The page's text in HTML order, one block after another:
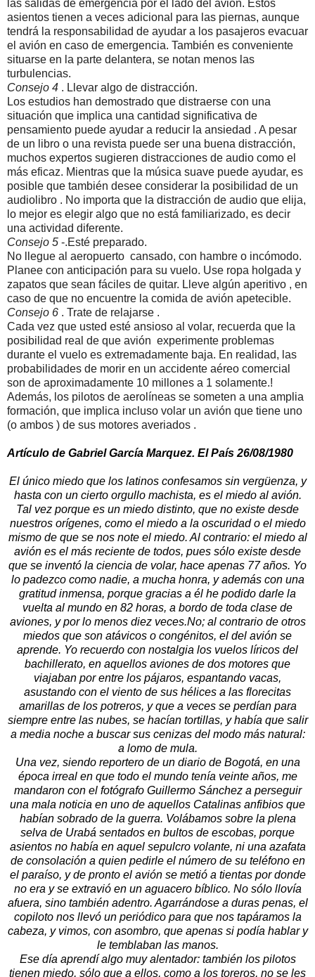
las salidas de emergencia por el lado del avión. Estos
asientos tienen a veces adicional para las piernas, aunque
tendrá la responsabilidad de ayudar a los pasajeros evacuar
el avión en caso de emergencia. También es conveniente
situarse en la parte delantera, se notan menos las
turbulencias.
Consejo 4 . Llevar algo de distracción.
Los estudios han demostrado que distraerse con una
situación que implica una cantidad significativa de
pensamiento puede ayudar a reducir la ansiedad . A pesar
de un libro o una revista puede ser una buena distracción,
muchos expertos sugieren distracciones de audio como el
más eficaz. Mientras que la música suave puede ayudar, es
posible que también desee considerar la posibilidad de un
audiolibro . No importa que la distracción de audio que elija,
lo mejor es elegir algo que no está familiarizado, es decir
una actividad diferente.
Consejo 5 -.Esté preparado.
No llegue al aeropuerto cansado, con hambre o incómodo.
Planee con anticipación para su vuelo. Use ropa holgada y
zapatos que sean fáciles de quitar. Lleve algún aperitivo , en
caso de que no encuentre la comida de avión apetecible.
Consejo 6 . Trate de relajarse .
Cada vez que usted esté ansioso al volar, recuerda que la
posibilidad real de que avión experimente problemas
durante el vuelo es extremadamente baja. En realidad, las
probabilidades de morir en un accidente aéreo comercial
son de aproximadamente 10 millones a 1 solamente.!
Además, los pilotos de aerolíneas se someten a una amplia
formación, que implica incluso volar un avión que tiene uno
(o ambos ) de sus motores averiados .
Artículo de Gabriel García Marquez. El País 26/08/1980
El único miedo que los latinos confesamos sin vergüenza, y
hasta con un cierto orgullo machista, es el miedo al avión.
Tal vez porque es un miedo distinto, que no existe desde
nuestros orígenes, como el miedo a la oscuridad o el miedo
mismo de que se nos note el miedo. Al contrario: el miedo al
avión es el más reciente de todos, pues sólo existe desde
que se inventó la ciencia de volar, hace apenas 77 años. Yo
lo padezco como nadie, a mucha honra, y además con una
gratitud inmensa, porque gracias a él he podido darle la
vuelta al mundo en 82 horas, a bordo de toda clase de
aviones, y por lo menos diez veces.No; al contrario de otros
miedos que son atávicos o congénitos, el del avión se
aprende. Yo recuerdo con nostalgia los vuelos líricos del
bachillerato, en aquellos aviones de dos motores que
viajaban por entre los pájaros, espantando vacas,
asustando con el viento de sus hélices a las florecitas
amarillas de los potreros, y que a veces se perdían para
siempre entre las nubes, se hacían tortillas, y había que salir
a media noche a buscar sus cenizas del modo más natural:
a lomo de mula.
Una vez, siendo reportero de un diario de Bogotá, en una
época irreal en que todo el mundo tenía veinte años, me
mandaron con el fotógrafo Guillermo Sánchez a perseguir
una mala noticia en uno de aquellos Catalinas anfibios que
habían sobrado de la guerra. Volábamos sobre la plena
selva de Urabá sentados en bultos de escobas, porque
asientos no había en aquel sepulcro volante, ni una azafata
de consolación a quien pedirle el número de su teléfono en
el paraíso, y de pronto el avión se metió a tientas por donde
no era y se extravió en un aguacero bíblico. No sólo llovía
afuera, sino también adentro. Agarrándose a duras penas, el
copiloto nos llevó un periódico para que nos tapáramos la
cabeza, y vimos, con asombro, que apenas si podía hablar y
le temblaban las manos.
Ese día aprendí algo muy alentador: también los pilotos
tienen miedo, sólo que a ellos, como a los toreros, no se les